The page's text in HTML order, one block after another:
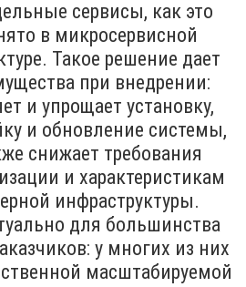
сервисы, как это
в микросервисной
Такое решение дает
при внедрении:
и упрощает установку,
и обновление системы,
снижает требования
и характеристикам
инфраструктуры.
для большинства
у многих из них
масштабируемой